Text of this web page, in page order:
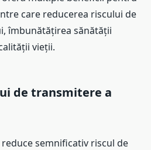
care reducerea riscului de
îmbunătățirea sănătății
vieții.
de transmitere a
semnificativ riscul de